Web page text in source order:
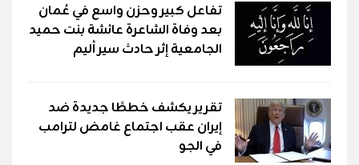
تفاعل كبير وحزن واسع في عُمان
بعد وفاة الشاعرة عائشة بنت حميد
الجامعية إثر حادث سير أليم
تقرير يكشف خططًا جديدة ضد
إيران عقب اجتماع غامض لترامب
في الجو